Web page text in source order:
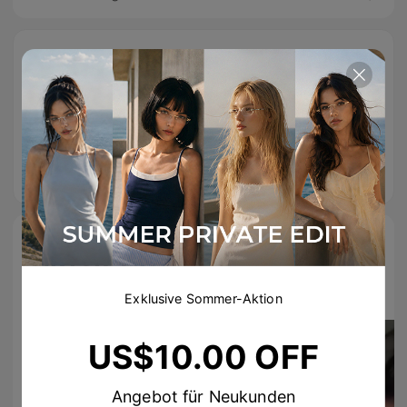
Free Shipping
On Orders
Over
US$89.00
Einfache
Rücksendungen
100% sicherer
Checkout
TikTok-Hit
Exklusive Sommer-Aktion
US$10.00 OFF
Angebot für Neukunden